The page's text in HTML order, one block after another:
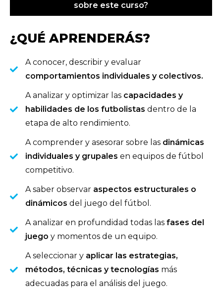
sobre este curso?
¿QUÉ APRENDERÁS?
A conocer, describir y evaluar
comportamientos individuales y colectivos.
A analizar y optimizar las capacidades y
habilidades de los futbolistas dentro de la
etapa de alto rendimiento.
A comprender y asesorar sobre las dinámicas
individuales y grupales en equipos de fútbol
competitivo.
A saber observar aspectos estructurales o
dinámicos del juego del fútbol.
A analizar en profundidad todas las fases del
juego y momentos de un equipo.
A seleccionar y aplicar las estrategias,
métodos, técnicas y tecnologías más
adecuadas para el análisis del juego.